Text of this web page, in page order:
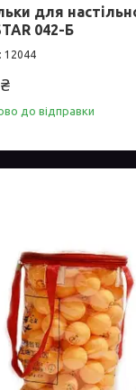
для
042-Б
12044
до відправки